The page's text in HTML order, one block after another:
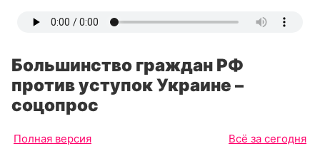
Большинство граждан РФ
против уступок Украине –
соцопрос
Полная версия Всё за сегодня